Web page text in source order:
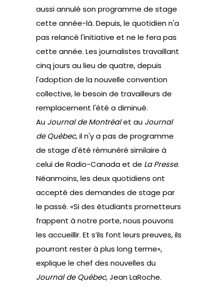
aussi annulé son programme de stage
cette année-là. Depuis, le quotidien n'a
pas relancé l'initiative et ne le fera pas
cette année. Les journalistes travaillant
cinq jours au lieu de quatre, depuis
l'adoption de la nouvelle convention
collective, le besoin de travailleurs de
remplacement l'été a diminué.
Au Journal de Montréalet au Journal
de Québec, il n'y a pas de programme
de stage d'été rémunéré similaire à
celui de Radio-Canada et de La Presse.
Néanmoins, les deux quotidiens ont
accepté des demandes de stage par
le passé. «Si des étudiants prometteurs
frappent à notre porte, nous pouvons
les accueillir. Et s’ils font leurs preuves, ils
pourront rester à plus long terme»,
explique le chef des nouvelles du
Journal de Québec, Jean LaRoche.